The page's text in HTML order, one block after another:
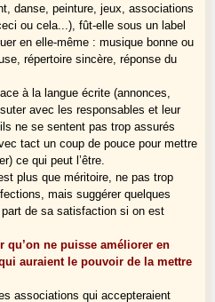
danse, peinture, jeux, associations
ou cela...), fût-elle sous un label
en elle-même : musique bonne ou
répertoire sincère, réponse du
à la langue écrite (annonces,
avec les responsables et leur
ne se sentent pas trop assurés
tact un coup de pouce pour mettre
ce qui peut l’être.
plus que méritoire, ne pas trop
mais suggérer quelques
de sa satisfaction si on est
qu’on ne puisse améliorer en
auraient le pouvoir de la mettre
associations qui accepteraient